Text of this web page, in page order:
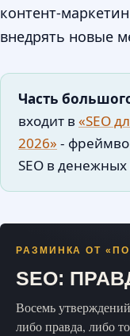
контент-
внедрять новые
Часть
входит в «SEO
2026» -
SEO в
РАЗМИНКА ОТ
SEO:
Восемь
либо правда, либо